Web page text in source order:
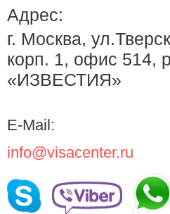
Адрес:
г. Москва,
корп. 1, офис 514,
«ИЗВЕСТИЯ»
E-Mail:
info@visacenter.ru